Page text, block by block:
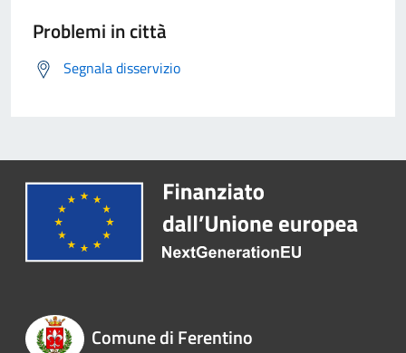
Problemi in città
Segnala disservizio
Comune di Ferentino